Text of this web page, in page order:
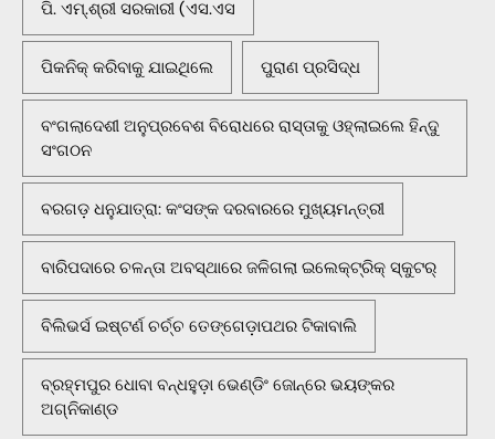
ପି. ଏମ୍.ଶ୍ରୀ ସରକାରୀ (ଏସ.ଏସ
ପିକନିକ୍‌ କରିବାକୁ ଯାଇଥିଲେ ପୁରାଣ ପ୍ରସିଦ୍ଧ
ବଂଗଲାଦେଶୀ ଅନୁପ୍ରବେଶ ବିରୋଧରେ ରାସ୍ତାକୁ ଓହ୍ଲାଇଲେ ହିନ୍ଦୁ
ସଂଗଠନ
ବରଗଡ଼ ଧନୁଯାତ୍ରା: କଂସଙ୍କ ଦରବାରରେ ମୁଖ୍ୟମନ୍ତ୍ରୀ
ବାରିପଦାରେ ଚଳନ୍ତା ଅବସ୍ଥାରେ ଜଳିଗଲା ଇଲେକ୍ଟ୍ରିକ୍ ସ୍କୁଟର୍
ବିଲିଭର୍ସ ଇଷ୍ଟର୍ଣ ଚର୍ଚ୍ଚ ତେଙ୍ଗେଡ଼ାପଥର ଟିକାବାଲି
ବ୍ରହ୍ମପୁର ଧୋବା ବନ୍ଧହୁଡ଼ା ଭେଣ୍ଡିଂ ଜୋନ୍‌ରେ ଭୟଙ୍କର
ଅଗ୍ନିକାଣ୍ଡ